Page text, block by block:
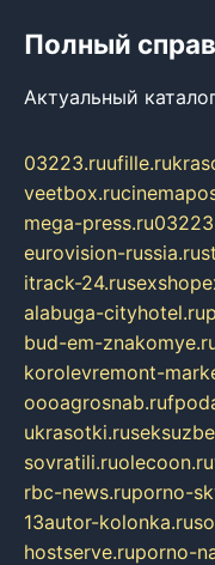
Полный
Актуальный
03223.ruufille.ru
veetbox.ru
mega-press.ru
eurovision-russia.ru
itrack-24.ru
alabuga-cityhotel.ru
bud-em-
korolevremont-
oooagrosnab.ru
ukrasotki.ru
sovratili.ruolecoon.ru
rbc-news.ruporno-
13autor-kolonka.ru
hostserve.ruporno-